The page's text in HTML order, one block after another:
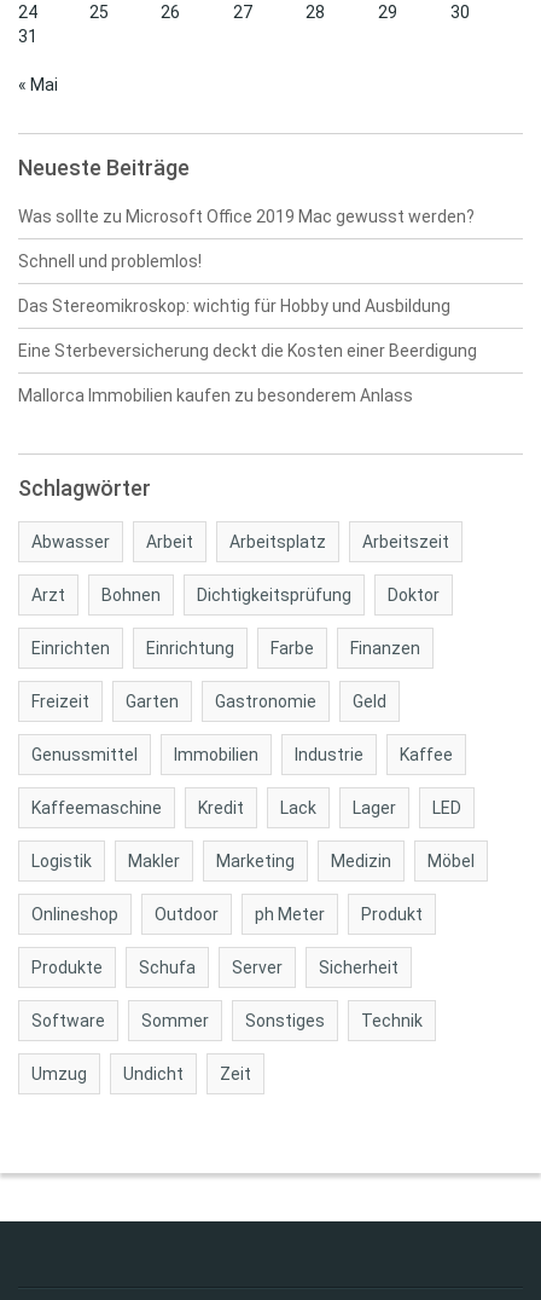
24
25 26 27 28 29
30
31
« Mai
Neueste Beiträge
Was sollte zu Microsoft Office 2019 Mac gewusst werden?
Schnell und problemlos!
Das Stereomikroskop: wichtig für Hobby und Ausbildung
Eine Sterbeversicherung deckt die Kosten einer Beerdigung
Mallorca Immobilien kaufen zu besonderem Anlass
Schlagwörter
Abwasser Arbeit Arbeitsplatz Arbeitszeit
Arzt Bohnen Dichtigkeitsprüfung Doktor
Einrichten Einrichtung Farbe Finanzen
Freizeit Garten Gastronomie Geld
Genussmittel Immobilien Industrie Kaffee
Kaffeemaschine Kredit Lack Lager LED
Logistik Makler Marketing Medizin Möbel
Onlineshop Outdoor ph Meter Produkt
Produkte Schufa Server Sicherheit
Software Sommer Sonstiges Technik
Umzug Undicht Zeit